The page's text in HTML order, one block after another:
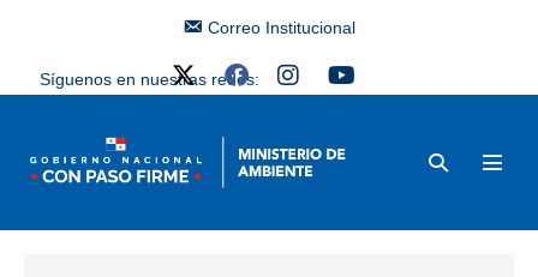
Correo Institucional
Síguenos en nuestras redes: